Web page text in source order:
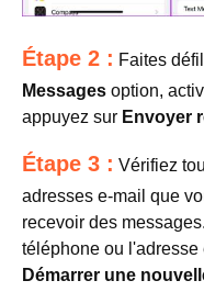
Étape 2 : Faites
Messages option,
appuyez sur Envoyer
Étape 3 : Vérifiez
adresses e-mail que
recevoir des
téléphone ou
Démarrer une